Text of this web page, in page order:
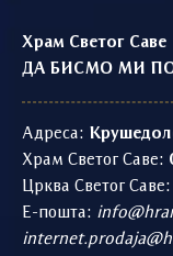
Храм Светог Саве
ДА БИСМО МИ
Адреса:
Храм Светог Саве:
Црква Светог Саве:
Е-пошта: